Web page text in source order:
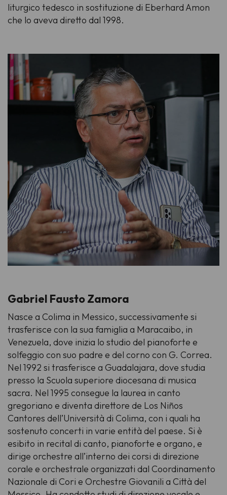
liturgico tedesco in sostituzione di Eberhard Amon
che lo aveva diretto dal 1998.
Gabriel Fausto Zamora
Nasce a Colima in Messico, successivamente si
trasferisce con la sua famiglia a Maracaibo, in
Venezuela, dove inizia lo studio del pianoforte e
solfeggio con suo padre e del corno con G. Correa.
Nel 1992 si trasferisce a Guadalajara, dove studia
presso la Scuola superiore diocesana di musica
sacra. Nel 1995 consegue la laurea in canto
gregoriano e diventa direttore de Los Niños
Cantores dell’Università di Colima, con i quali ha
sostenuto concerti in varie entità del paese. Si è
esibito in recital di canto, pianoforte e organo, e
dirige orchestre all’interno dei corsi di direzione
corale e orchestrale organizzati dal Coordinamento
Nazionale di Cori e Orchestre Giovanili a Città del